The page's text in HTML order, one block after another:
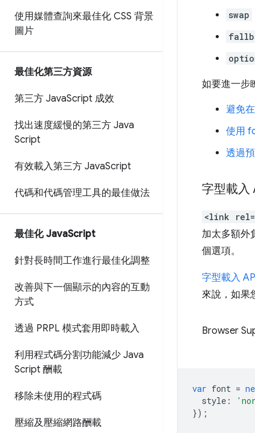
使用媒體查詢來最佳化 CSS 背景
圖片
最佳化第三方資源
第三方 JavaScript 成效
找出速度緩慢的第三方 Java
Script
有效載入第三方 JavaScript
代碼和代碼管理工具的最佳做法
最佳化 JavaScript
針對長時間工作進行最佳化調整
改善與下一個顯示的內容的互動
方式
透過 PRPL 模式套用即時載入
利用程式碼分割功能減少 Java
Script 酬載
移除未使用的程式碼
壓縮及壓縮網路酬載
swap
如要進一步
避免
使用
透過
字型載入
<link
加太多額外
個選項。
字型載入
來說，如果
Browser
var font =
style :
});